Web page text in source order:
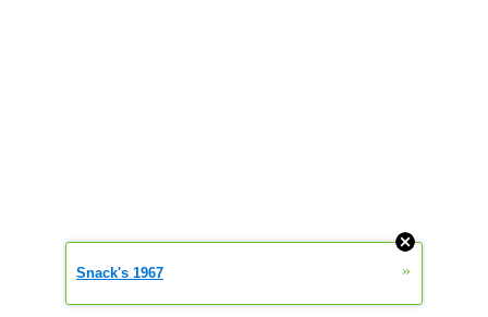
Snack's 1967 »